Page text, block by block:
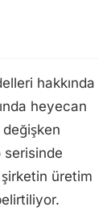
hakkında
heyecan
serisinde
üretim